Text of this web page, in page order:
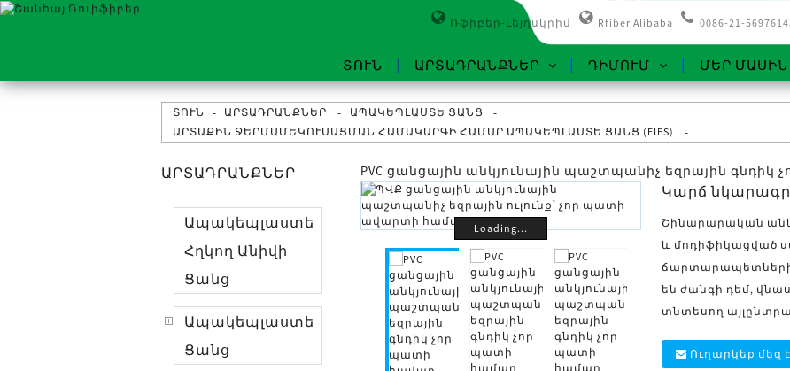
Ռֆիբեր-Լեյդսկրիմ Rfiber Alibaba 0086-21-
ՏՈՒՆ ԱՐՏԱԴՐԱՆՔՆԵՐ ԴԻՄՈՒՄ ՄԵՐ ՄԱՍԻՆ
ՏՈՒՆ ԱՐՏԱԴՐԱՆՔՆԵՐ
ԱՊԱԿԵՊԼԱՍՏԵ ՑԱՆՑ
ԱՐՏԱՔԻՆ ՋԵՐՄԱՄԵԿՈՒՍԱՑՄԱՆ ՀԱՄԱԿԱՐԳԻ ՀԱՄԱՐ ԱՊԱԿԵՊԼԱՍՏԵ ՑԱՆՑ (EIFS)
ԱՐՏԱԴՐԱՆՔՆԵՐ
Ապակեպլաստե
Հղկող Անիվի
Ցանց
Ապակեպլաստե
Ցանց
PVC ցանցային անկյունային պաշտպանիչ եզրային
Loading...
Կարճ
Շինարարական
և մոդիֆիկացված
են ժանգի դեմ,
տնտեսող
Ուղարկեք մեզ